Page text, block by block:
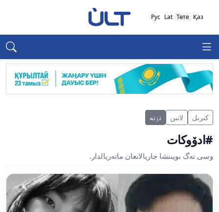
Қаз
Төте
Lat
Рус
كىرىل لاتىن تٶتە
#ادۆوكات
وسى تەگ بويىنشا جاريالانعان ماتەريالدار.